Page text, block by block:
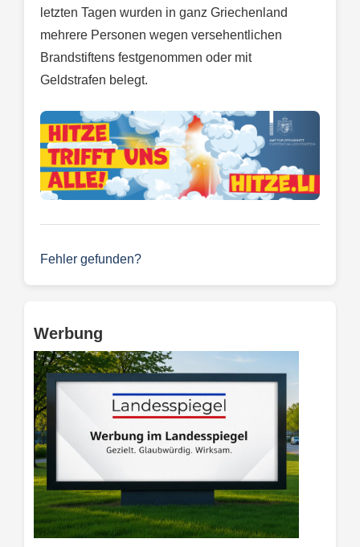
letzten Tagen wurden in ganz Griechenland
mehrere Personen wegen versehentlichen
Brandstiftens festgenommen oder mit
Geldstrafen belegt.
Fehler gefunden?
Werbung